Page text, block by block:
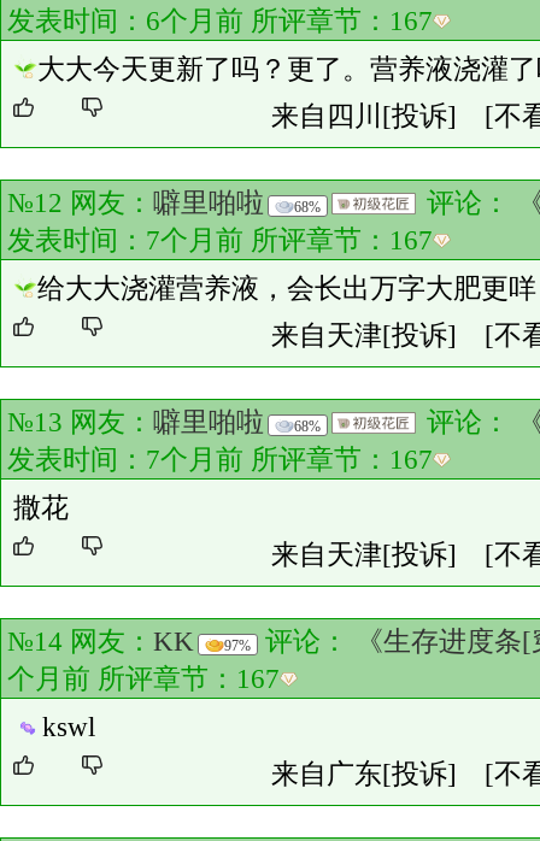
发表时间：6个月前 所评章节： 167
大大今天更新了吗？更了。营养液浇灌
来自四川 [投诉] [不
№12 网友： 噼里啪啦 68% 评论：
发表时间：7个月前 所评章节： 167
给大大浇灌营养液，会长出万字大肥更
来自天津[投诉] [不
№13 网友： 噼里啪啦 68% 评论：
发表时间：7个月前 所评章节： 167
撒花
来自天津[投诉] [不
№14 网友： KK 97% 评论：
《生存进度条
个月前 所评章节： 167
kswl
来自广东[投诉] [不